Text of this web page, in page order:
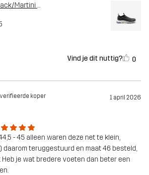
Black/Martini Olive
Vind je dit nuttig? 0
koper 1 april 2026
- 45 alleen waren deze net te klein,
daarom teruggestuurd en maat 46 besteld,
Heb je wat bredere voeten dan beter een